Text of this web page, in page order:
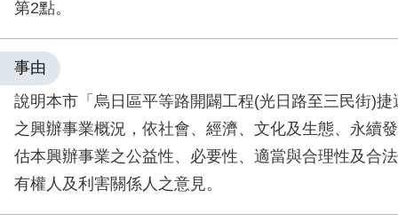
第2點。
事由
說明本市「烏日區平等路開闢工程(光日路至三民街)
之興辦事業概況，依社會、經濟、文化及生態、永續
估本興辦事業之公益性、必要性、適當與合理性及合
有權人及利害關係人之意見。